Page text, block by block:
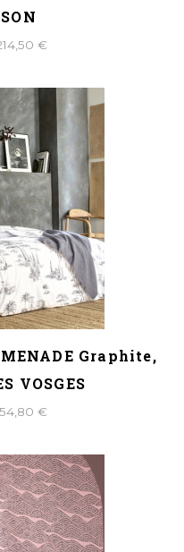
€
Graphite,
VOSGES
€